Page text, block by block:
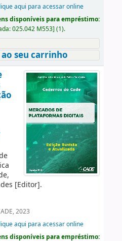
aqui para acessar online
disponíveis para empréstimo:
025.042 M553] (1).
seu carrinho
[Editor].
2023
aqui para acessar online
disponíveis para empréstimo: